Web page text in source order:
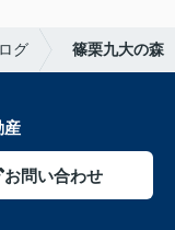
グ 篠栗九大の森
産
お問い合わせ